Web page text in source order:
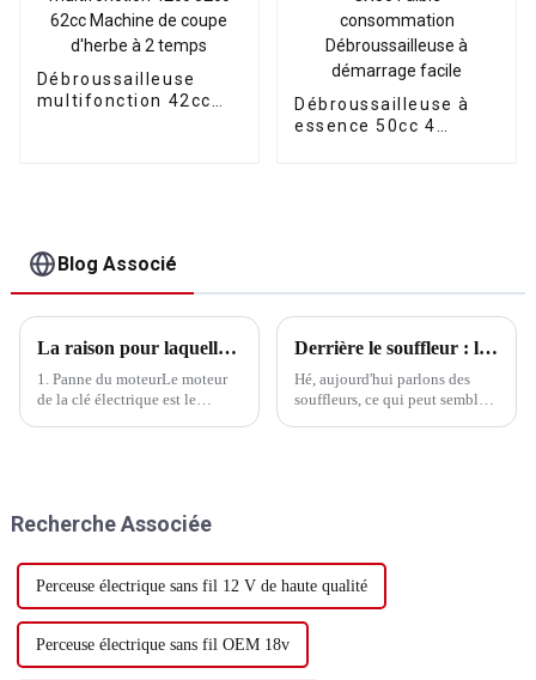
Débroussailleuse
multifonction 42cc
Débroussailleuse à
essence 50cc 4
Blog Associé
La raison pour laquelle la batterie de la clé électrique ne tourne pas même si elle est alimentée
1. Panne du moteurLe moteur
de la clé électrique est le
possibles sont les suivantes :
Derrière le souffleur : la force cachée qui fait avancer l'industrie moderne
Hé, aujourd'hui parlons des
souffleurs, ce qui peut sembler
Recherche Associée
Perceuse électrique sans fil 12 V de haute qualité
Perceuse électrique sans fil OEM 18v